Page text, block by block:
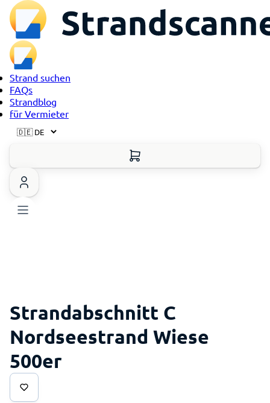
Strand suchen
FAQs
Strandblog
für Vermieter
Strandabschnitt C
Nordseestrand Wiese
500er